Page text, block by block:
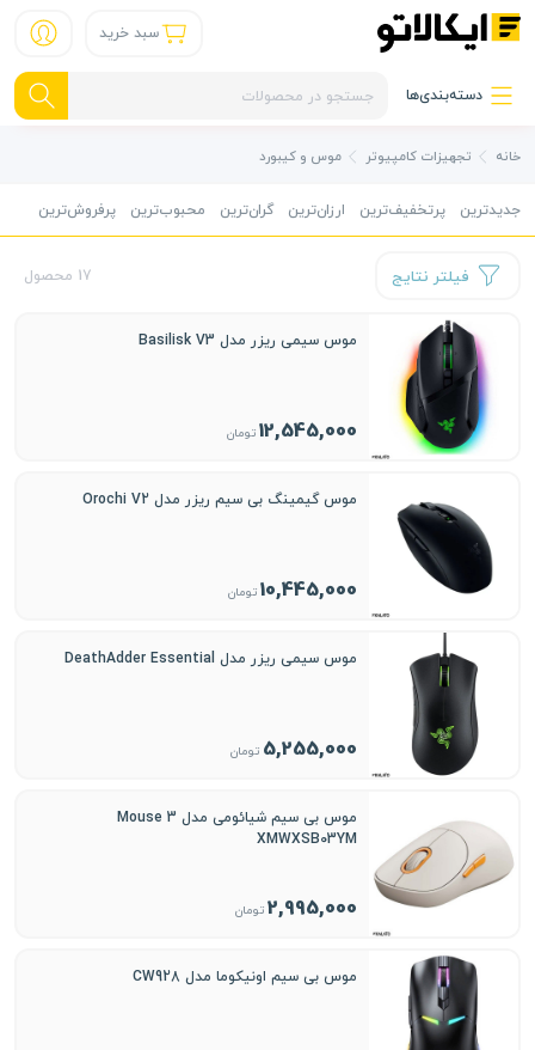
سبد خرید
دسته‌بندی‌ها
خانه تجهیزات کامپیوتر موس و کیبورد
جدیدترین پرتخفیف‌ترین ارزان‌ترین گران‌ترین محبوب‌ترین پرفروش‌ترین
فیلتر نتایج 17 محصول
موس سیمی ریزر مدل Basilisk V3
12,545,000تومان
موس گیمینگ بی سیم ریزر مدل Orochi V2
10,445,000تومان
موس سیمی ریزر مدل DeathAdder Essential
5,255,000 تومان
موس بی سیم شیائومی مدل Mouse 3
XMWXSB03YM
2,995,000تومان
موس بی سیم اونیکوما مدل CW928